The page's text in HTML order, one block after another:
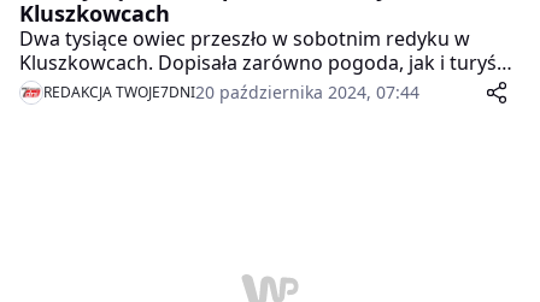
Kluszkowcach
Dwa tysiące owiec przeszło w sobotnim redyku w
Kluszkowcach. Dopisała zarówno pogoda, jak i turyści.
Redyk należy zaliczyć do udanych.
REDAKCJA TWOJE7DNI20 października 2024, 07:44